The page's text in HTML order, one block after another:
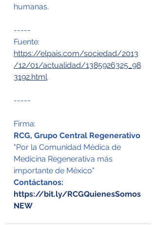
humanas.
-----
Fuente:
https://elpais.com/sociedad/2013
/12/01/actualidad/1385926325_98
3192.html
-----
Firma:
RCG, Grupo Central Regenerativo
"Por la Comunidad Médica de
Medicina Regenerativa más
importante de México"
Contáctanos:
https://bit.ly/RCGQuienesSomos
NEW